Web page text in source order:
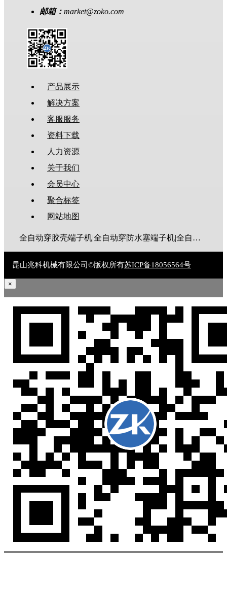
邮箱： market@zoko.com
产品展示
解决方案
客服服务
资料下载
人力资源
关于我们
会员中心
聚合标签
网站地图
全自动穿胶壳端子机|全自动穿防水塞端子机|全自动穿热缩管端子机|全自动穿护套端子机|全自动穿号码管端子机|全自动端子机|全自动穿防水栓端子机|端子压着机|端子压接机|静音端子机|多芯线端子机|护套线端子机|全自动排线端子机|新能源大平方压接机|电脑剥线机|自动剥线机|裁线机|剥线机
昆山兆科机械有限公司©版权所有苏ICP备18056564号
×